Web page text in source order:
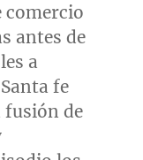
comercio
antes de
a
fe
fusión de